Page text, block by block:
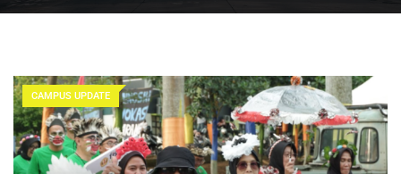
CAMPUS UPDATE